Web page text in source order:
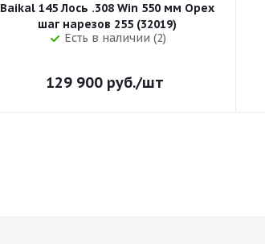
Baikal 145 Лось .308 Win 550 мм Орех
шаг нарезов 255 (32019)
Есть в наличии (2)
129 900руб./шт